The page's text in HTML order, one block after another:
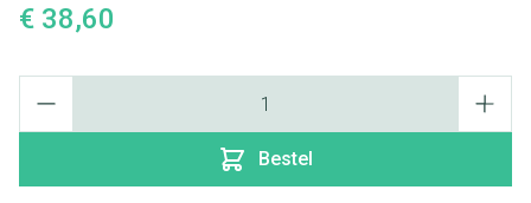
€ 38,60
Bestel